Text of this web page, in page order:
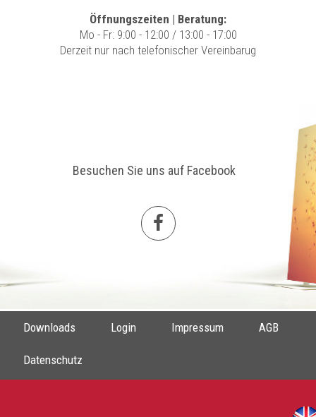
Öffnungszeiten | Beratung:
Mo - Fr: 9:00 - 12:00 / 13:00 - 17:00
Derzeit nur nach telefonischer Vereinbarug
Besuchen Sie uns auf Facebook
Downloads Login Impressum AGB
Datenschutz